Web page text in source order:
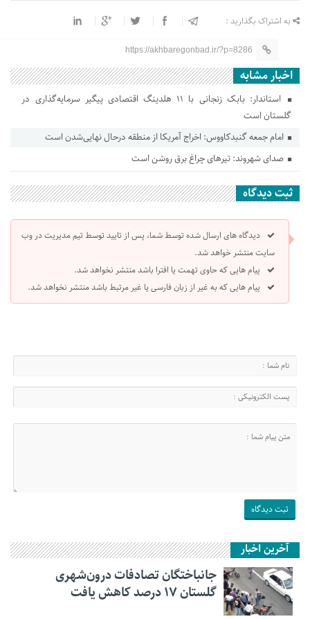
به اشتراک بگذارید :
https://akhbaregonbad.ir/?p=8286
اخبار مشابه
استاندار: بابک زنجانی با ۱۱ هلدینگ اقتصادی پیگیر سرمایه‌گذاری در
گلستان است
امام جمعه گنبدکاووس: اخراج آمریکا از منطقه درحال نهایی‌شدن است
صدای شهروند: تیرهای چراغ برق روشن است
ثبت دیدگاه
دیدگاه های ارسال شده توسط شما، پس از تایید توسط تیم مدیریت در وب
سایت منتشر خواهد شد.
پیام هایی که حاوی تهمت یا افترا باشد منتشر نخواهد شد.
پیام هایی که به غیر از زبان فارسی یا غیر مرتبط باشد منتشر نخواهد شد.
آخرین اخبار
جانباختگان تصادفات درون‌شهری
گلستان ۱۷ درصد کاهش یافت